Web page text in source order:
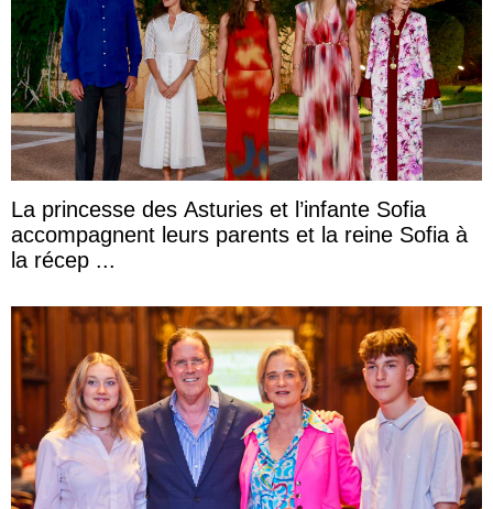
La princesse des Asturies et l’infante Sofia
accompagnent leurs parents et la reine Sofia à
la récep ...